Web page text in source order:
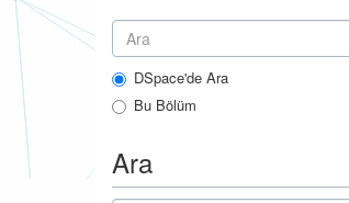
DSpace'de Ara
Bu Bölüm
Ara